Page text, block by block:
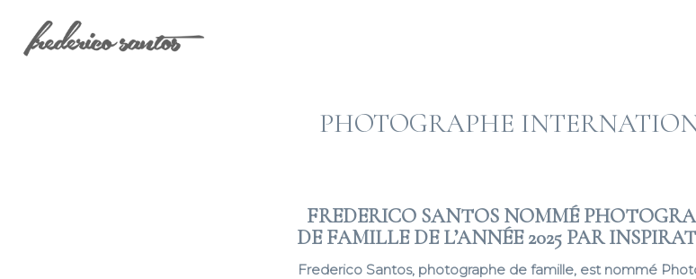
PHOTOGRAPHE
FREDERICO SANTOS NOMMÉ
DE FAMILLE DE L’ANNÉE 2025 PAR
Frederico Santos, photographe de famille, est nommé